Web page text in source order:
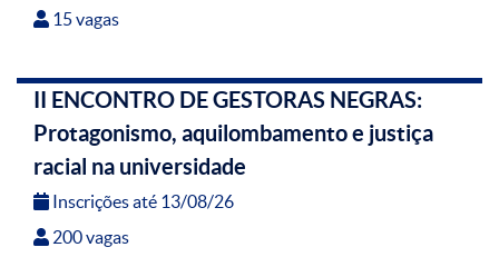
15 vagas
II ENCONTRO DE GESTORAS NEGRAS:
Protagonismo, aquilombamento e justiça
racial na universidade
Inscrições até 13/08/26
200 vagas